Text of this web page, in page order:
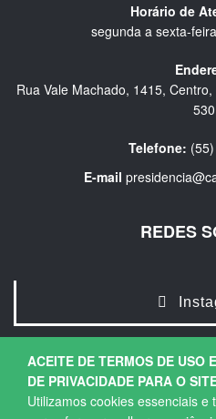
ACEITE DE TERMOS DE USO
DE PRIVACIDADE PARA O
Utilizamos cookies essenciais e
Horário de
segunda a sexta-
Rua Vale Machado, 1415,
530
Telefone:
E-mail
REDES